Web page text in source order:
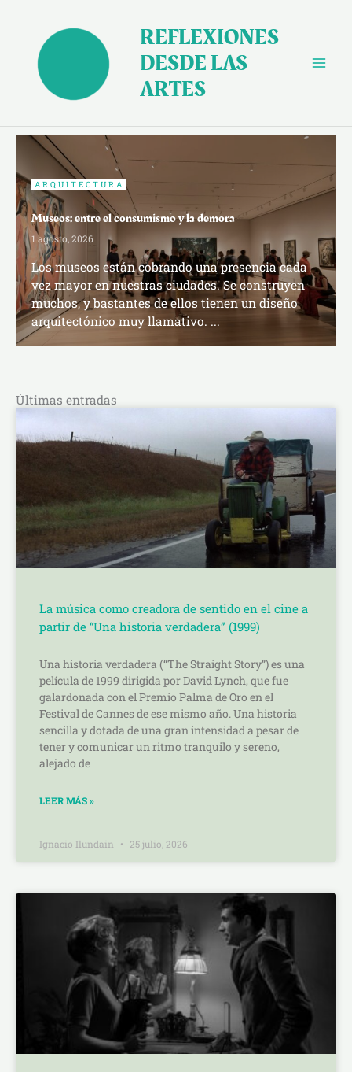
contenido
REFLEXIONES
DESDE LAS
ARTES
ARQUITECTURA
Museos: entre el consumismo y la demora
1 agosto, 2026
Los museos están cobrando una presencia cada
vez mayor en nuestras ciudades. Se construyen
muchos, y bastantes de ellos tienen un diseño
arquitectónico muy llamativo. ...
Últimas entradas
La música como creadora de sentido en el cine a
partir de “Una historia verdadera” (1999)
Una historia verdadera (“The Straight Story”) es una
película de 1999 dirigida por David Lynch, que fue
galardonada con el Premio Palma de Oro en el
Festival de Cannes de ese mismo año. Una historia
sencilla y dotada de una gran intensidad a pesar de
tener y comunicar un ritmo tranquilo y sereno,
alejado de
LEER MÁS »
Ignacio Ilundain 25 julio, 2026